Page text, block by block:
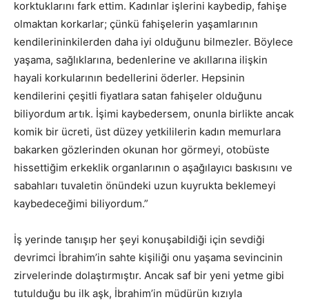
korktuklarını fark ettim. Kadınlar işlerini kaybedip, fahişe
olmaktan korkarlar; çünkü fahişelerin yaşamlarının
kendilerininkilerden daha iyi olduğunu bilmezler. Böylece
yaşama, sağlıklarına, bedenlerine ve akıllarına ilişkin
hayali korkularının bedellerini öderler. Hepsinin
kendilerini çeşitli fiyatlara satan fahişeler olduğunu
biliyordum artık. İşimi kaybedersem, onunla birlikte ancak
komik bir ücreti, üst düzey yetkililerin kadın memurlara
bakarken gözlerinden okunan hor görmeyi, otobüste
hissettiğim erkeklik organlarının o aşağılayıcı baskısını ve
sabahları tuvaletin önündeki uzun kuyrukta beklemeyi
kaybedeceğimi biliyordum.”
İş yerinde tanışıp her şeyi konuşabildiği için sevdiği
devrimci İbrahim’in sahte kişiliği onu yaşama sevincinin
zirvelerinde dolaştırmıştır. Ancak saf bir yeni yetme gibi
tutulduğu bu ilk aşk, İbrahim’in müdürün kızıyla